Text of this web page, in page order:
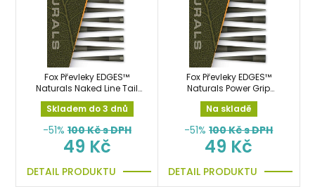
Fox Převleky EDGES™
Naturals Naked Line Tail
Rubbers - Size 10
Skladem do 3 dnů
-51% 100Kč s DPH
49 Kč
DETAIL PRODUKTU
Fox Převleky EDGES™
Naturals Power Grip
Naked Line Tail Rubbers -
Size 7
Na skladě
-51% 100Kč s DPH
49 Kč
DETAIL PRODUKTU